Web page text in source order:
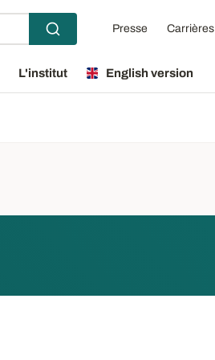
Presse Carrières
L'institut English version